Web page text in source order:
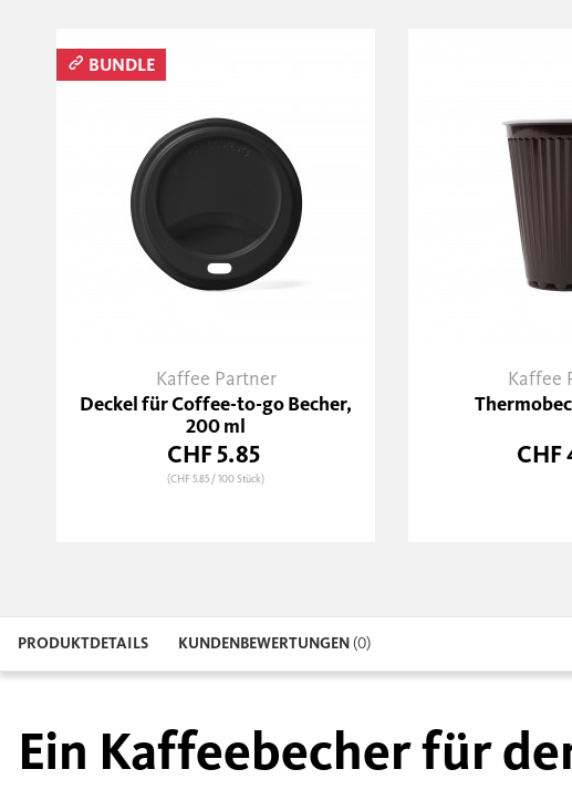
BUNDLE
Kaffee Partner
Deckel für Coffee-to-go Becher,
200 ml
CHF 5.85
(CHF 5.85/ 100 Stück)
Kaffee
CHF
PRODUKTDETAILS KUNDENBEWERTUNGEN(0)
Ein Kaffeebecher für